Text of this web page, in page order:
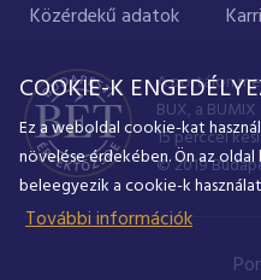
Közérdekű adatok
A portálon
BUX, a
15 perccel
© 2019
COOKIE-K
Ez a weboldal cookie-kat
növelése érdekében. Ön az
beleegyezik a cookie-k
További információk